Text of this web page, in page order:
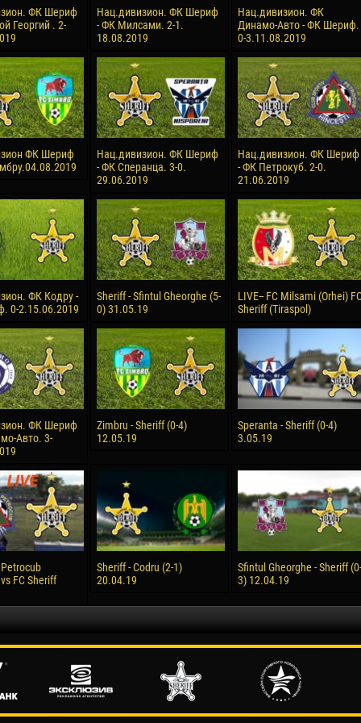
ФК Шериф
Георгий . 2-
Нац.дивизион. ФК Шериф
- ФК Милсами. 2-1.
18.08.2019
Нац.дивизион. ФК
Динамо-Авто - ФК Шериф.
0-3.11.08.2019
ФК Шериф
Нац.дивизион. ФК Шериф
- ФК Сперанца. 3-0.
29.06.2019
Нац.дивизион. ФК Шериф
- ФК Петрокуб. 2-0.
21.06.2019
ФК Кодру -
0-2.15.06.2019
Sheriff - Sfintul Gheorghe (5-
0) 31.05.19
LIVE-- FC Milsami (Orhei)
Sheriff (Tiraspol)
ФК Шериф
Авто. 3-
Zimbru - Sheriff (0-4)
12.05.19
Speranta - Sheriff (0-4)
3.05.19
Petrocub
FC Sheriff
Sheriff - Codru (2-1)
20.04.19
Sfintul Gheorghe - Sheriff (0-
3) 12.04.19